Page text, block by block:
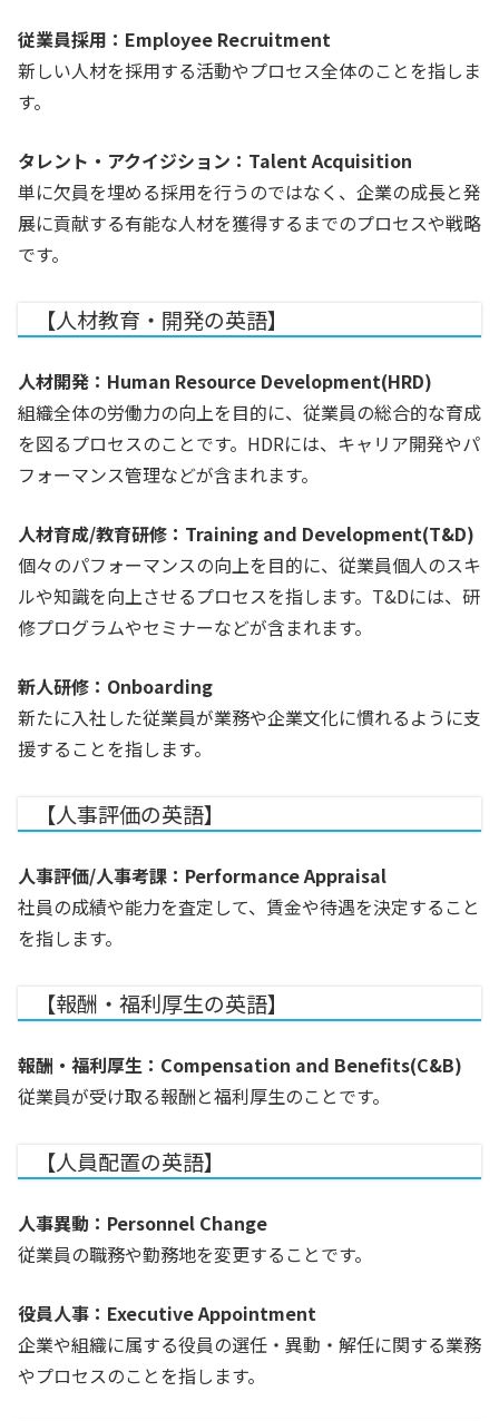
従業員採用：Employee Recruitment
新しい人材を採用する活動やプロセス全体のことを指しま
す。
タレント・アクイジション：Talent Acquisition
単に欠員を埋める採用を行うのではなく、企業の成長と発
展に貢献する有能な人材を獲得するまでのプロセスや戦略
です。
【人材教育・開発の英語】
人材開発：Human Resource Development(HRD)
組織全体の労働力の向上を目的に、従業員の総合的な育成
を図るプロセスのことです。HDRには、キャリア開発やパ
フォーマンス管理などが含まれます。
人材育成/教育研修：Training and Development(T&D)
個々のパフォーマンスの向上を目的に、従業員個人のスキ
ルや知識を向上させるプロセスを指します。T&Dには、研
修プログラムやセミナーなどが含まれます。
新人研修：Onboarding
新たに入社した従業員が業務や企業文化に慣れるように支
援することを指します。
【人事評価の英語】
人事評価/人事考課：Performance Appraisal
社員の成績や能力を査定して、賃金や待遇を決定すること
を指します。
【報酬・福利厚生の英語】
報酬・福利厚生：Compensation and Benefits(C&B)
従業員が受け取る報酬と福利厚生のことです。
【人員配置の英語】
人事異動：Personnel Change
従業員の職務や勤務地を変更することです。
役員人事：Executive Appointment
企業や組織に属する役員の選任・異動・解任に関する業務
やプロセスのことを指します。